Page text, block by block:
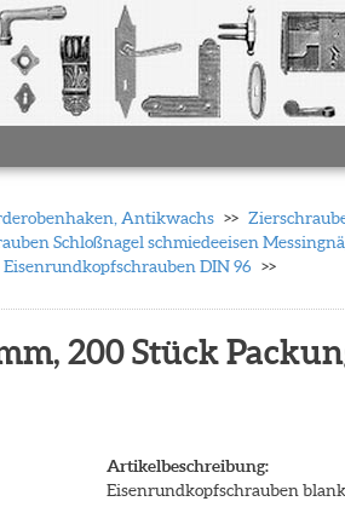
Antikwachs
Schloßnagel schmiedeeisen
Eisenrundkopfschrauben DIN 96
200 Stück
Artikelbeschreibung:
Eisenrundkopfschrauben